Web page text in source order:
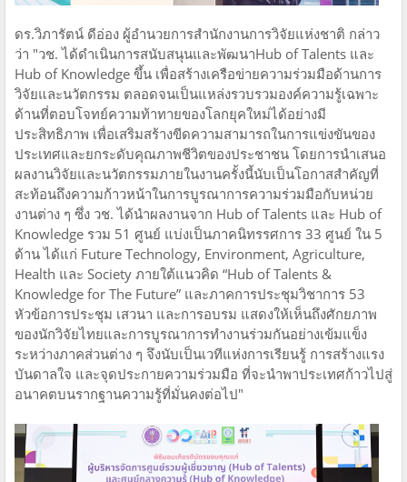
ดร.วิภารัตน์ ดีอ่อง ผู้อำนวยการสำนักงานการวิจัยแห่งชาติ กล่าว
ว่า "วช. ได้ดำเนินการสนับสนุนและพัฒนาHub of Talents และ
Hub of Knowledge ขึ้น เพื่อสร้างเครือข่ายความร่วมมือด้านการ
วิจัยและนวัตกรรม ตลอดจนเป็นแหล่งรวบรวมองค์ความรู้เฉพาะ
ด้านที่ตอบโจทย์ความท้าทายของโลกยุคใหม่ได้อย่างมี
ประสิทธิภาพ เพื่อเสริมสร้างขีดความสามารถในการแข่งขันของ
ประเทศและยกระดับคุณภาพชีวิตของประชาชน โดยการนำเสนอ
ผลงานวิจัยและนวัตกรรมภายในงานครั้งนี้นับเป็นโอกาสสำคัญที่
สะท้อนถึงความก้าวหน้าในการบูรณาการความร่วมมือกับหน่วย
งานต่าง ๆ ซึ่ง วช. ได้นำผลงานจาก Hub of Talents และ Hub of
Knowledge รวม 51 ศูนย์ แบ่งเป็นภาคนิทรรศการ 33 ศูนย์ ใน 5
ด้าน ได้แก่ Future Technology, Environment, Agriculture,
Health และ Society ภายใต้แนวคิด “Hub of Talents &
Knowledge for The Future” และภาคการประชุมวิชาการ 53
หัวข้อการประชุม เสวนา และการอบรม แสดงให้เห็นถึงศักยภาพ
ของนักวิจัยไทยและการบูรณาการทำงานร่วมกันอย่างเข้มแข็ง
ระหว่างภาคส่วนต่าง ๆ จึงนับเป็นเวทีแห่งการเรียนรู้ การสร้างแรง
บันดาลใจ และจุดประกายความร่วมมือ ที่จะนำพาประเทศก้าวไปสู่
อนาคตบนรากฐานความรู้ที่มั่นคงต่อไป"